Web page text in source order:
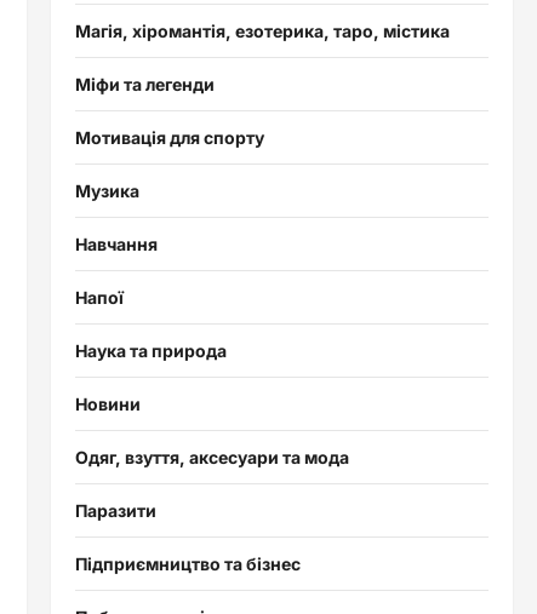
Магія, хіромантія, езотерика, таро, містика
Міфи та легенди
Мотивація для спорту
Музика
Навчання
Напої
Наука та природа
Новини
Одяг, взуття, аксесуари та мода
Паразити
Підприємництво та бізнес